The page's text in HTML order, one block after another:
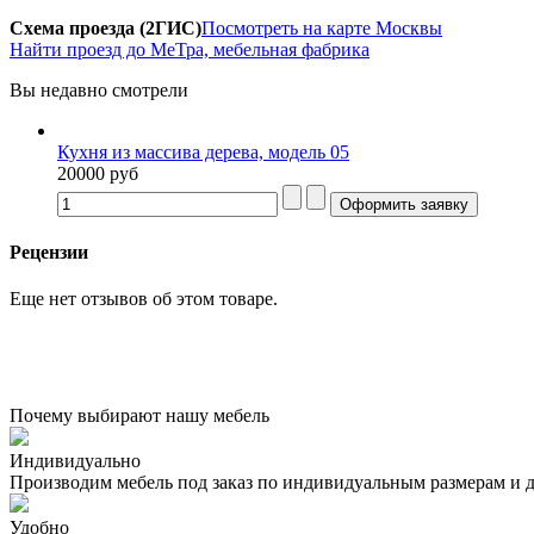
Схема проезда (2ГИС)Посмотреть на карте Москвы
Найти проезд до МеТра, мебельная фабрика
Вы недавно смотрели
Кухня из массива дерева, модель 05
20000 руб
Рецензии
Еще нет отзывов об этом товаре.
Почему выбирают нашу мебель
Индивидуально
Производим мебель под заказ по индивидуальным размерам и
Удобно